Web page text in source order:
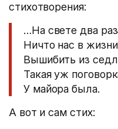
стихотворения:
…На свете два
Ничто нас в
Вышибить из
Такая уж
У майора была.
А вот и сам стих: